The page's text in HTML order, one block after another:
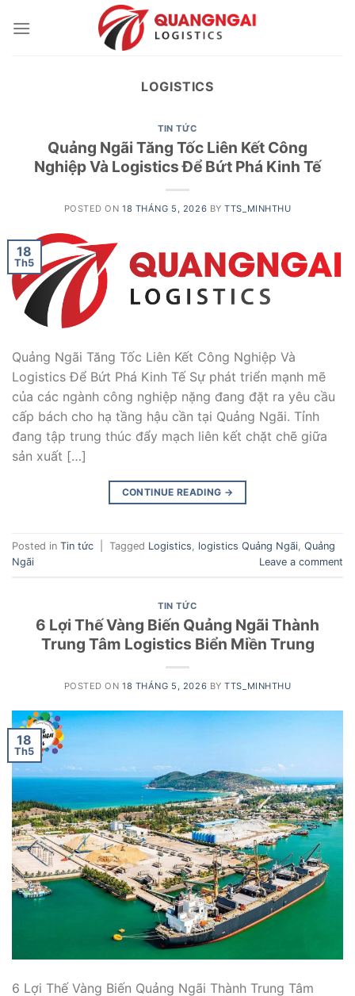
LOGISTICS
TIN TỨC
Quảng Ngãi Tăng Tốc Liên Kết Công
Nghiệp Và Logistics Để Bứt Phá Kinh Tế
POSTED ON18 THÁNG 5, 2026 BYTTS_MINHTHU
18
Th5
Quảng Ngãi Tăng Tốc Liên Kết Công Nghiệp Và
Logistics Để Bứt Phá Kinh Tế Sự phát triển mạnh mẽ
của các ngành công nghiệp nặng đang đặt ra yêu cầu
cấp bách cho hạ tầng hậu cần tại Quảng Ngãi. Tỉnh
đang tập trung thúc đẩy mạch liên kết chặt chẽ giữa
sản xuất […]
CONTINUE READING →
Posted in Tin tức Tagged Logistics, logistics Quảng Ngãi, Quảng
Ngãi
Leave a comment
TIN TỨC
6 Lợi Thế Vàng Biến Quảng Ngãi Thành
Trung Tâm Logistics Biển Miền Trung
POSTED ON18 THÁNG 5, 2026 BYTTS_MINHTHU
18
Th5
6 Lợi Thế Vàng Biến Quảng Ngãi Thành Trung Tâm